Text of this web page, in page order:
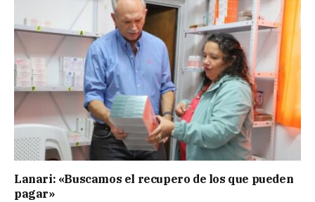
Lanari: «Buscamos el recupero de los que pueden
pagar»